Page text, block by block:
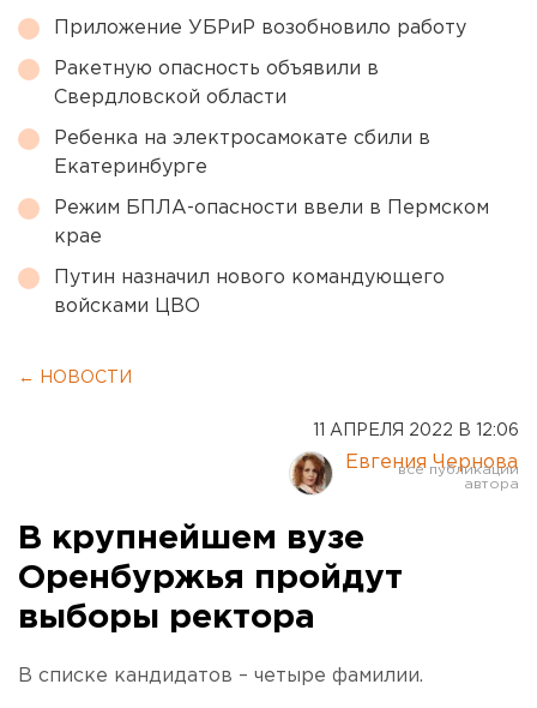
Приложение УБРиР возобновило работу
Ракетную опасность объявили в
Свердловской области
Ребенка на электросамокате сбили в
Екатеринбурге
Режим БПЛА-опасности ввели в Пермском
крае
Путин назначил нового командующего
войсками ЦВО
← НОВОСТИ
11 АПРЕЛЯ 2022 В 12:06
Евгения Чернова
В крупнейшем вузе
Оренбуржья пройдут
выборы ректора
В списке кандидатов – четыре фамилии.